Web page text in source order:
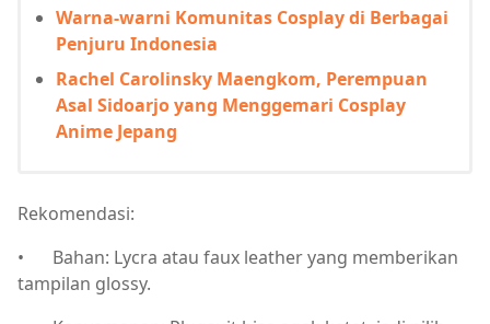
Warna-warni Komunitas Cosplay di Berbagai
Penjuru Indonesia
Rachel Carolinsky Maengkom, Perempuan
Asal Sidoarjo yang Menggemari Cosplay
Anime Jepang
Rekomendasi:
•
Bahan: Lycra atau faux leather yang memberikan
tampilan glossy.